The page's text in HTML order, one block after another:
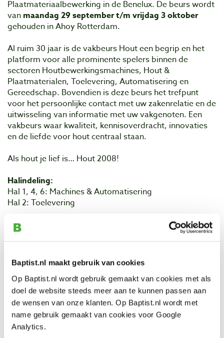
Baptist.nl maakt gebruik van cookies
Op Baptist.nl wordt gebruik gemaakt van cookies met als
doel de website steeds meer aan te kunnen passen aan
de wensen van onze klanten. Op Baptist.nl wordt met
name gebruik gemaakt van cookies voor Google
Analytics.
Plaatmateriaalbewerking in de Benelux. De beurs wordt
van maandag 29 september t/m vrijdag 3 oktober
gehouden in Ahoy Rotterdam.
Al ruim 30 jaar is de vakbeurs Hout een begrip en het
platform voor alle prominente spelers binnen de
sectoren Houtbewerkingsmachines, Hout &
Plaatmaterialen, Toelevering, Automatisering en
Gereedschap. Bovendien is deze beurs het trefpunt
voor het persoonlijke contact met uw zakenrelatie en de
uitwisseling van informatie met uw vakgenoten. Een
vakbeurs waar kwaliteit, kennisoverdracht, innovaties
en de liefde voor hout centraal staan.
Als hout je lief is… Hout 2008!
Halindeling:
Hal 1, 4, 6: Machines & Automatisering
Hal 2: Toelevering
Hal 3: Hout en Plaatmateriaal
maandag 10.00 - 18.00 uur
dinsdag 10.00 - 18.00 uur
woensdag 10.00 - 20.00 uur
donderdag 10.00 - 20.00 uur
vrijdag 10.00 - 17.00 uur